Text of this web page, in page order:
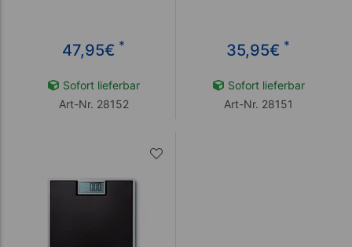
47,95€ *
Sofort lieferbar
Art-Nr. 28152
35,95€ *
Sofort lieferbar
Art-Nr. 28151